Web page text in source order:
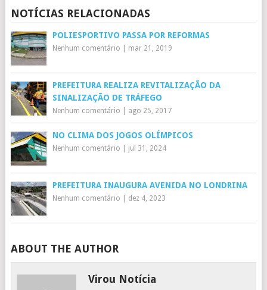
NOTÍCIAS RELACIONADAS
POLIESPORTIVO PASSA POR REFORMAS
Nenhum comentário mar 21, 2019
PREFEITURA REALIZA REVITALIZAÇÃO DA
SINALIZAÇÃO DE TRÁFEGO
Nenhum comentário ago 25, 2017
NO CLIMA DOS JOGOS OLÍMPICOS
Nenhum comentário jul 31, 2024
PREFEITURA INAUGURA AVENIDA NO LONDRINA
Nenhum comentário dez 4, 2023
ABOUT THE AUTHOR
Virou Notícia